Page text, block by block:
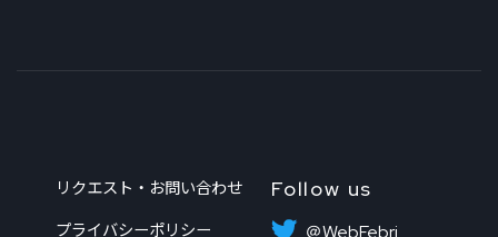
リクエスト・お問い合わせ
プライバシーポリシー
Follow us
＠WebFebri